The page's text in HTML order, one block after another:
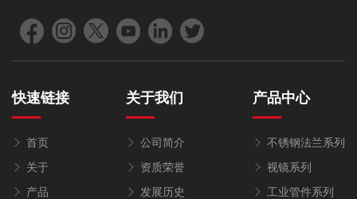
快速链接
首页
关于
产品
关于我们
公司简介
资质荣誉
发展历史
产品中心
不锈钢法兰系列
视镜系列
工业管件系列